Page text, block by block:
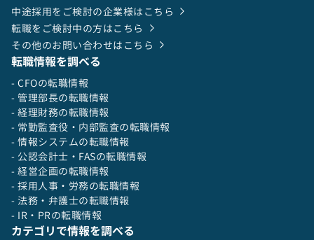
中途採用をご検討の企業様はこちら
転職をご検討中の方はこちら
その他のお問い合わせはこちら
転職情報を調べる
- CFOの転職情報
- 管理部長の転職情報
- 経理財務の転職情報
- 常勤監査役・内部監査の転職情報
- 情報システムの転職情報
- 公認会計士・FASの転職情報
- 経営企画の転職情報
- 採用人事・労務の転職情報
- 法務・弁護士の転職情報
- IR・PRの転職情報
カテゴリで情報を調べる